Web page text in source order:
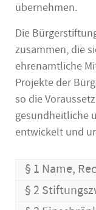
übernehmen.
Die
zusammen, die
ehrenamtliche
Projekte der
so die
gesundheitliche
entwickelt und
§ 1 Name,
(1) Die
§ 2